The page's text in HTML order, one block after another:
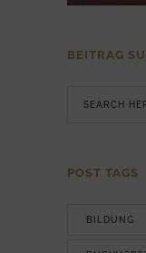
BEITRAG
POST TAGS
BILDUNG